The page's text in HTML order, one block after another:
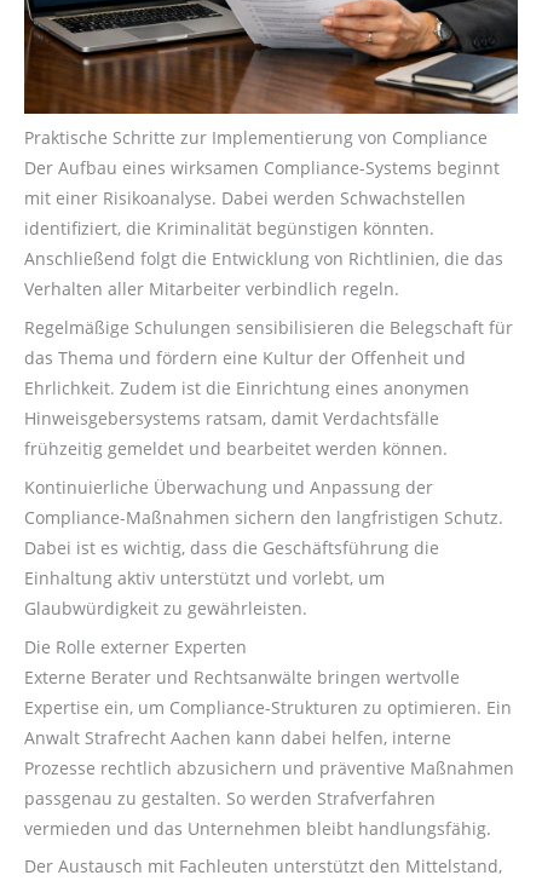
Praktische Schritte zur Implementierung von Compliance
Der Aufbau eines wirksamen Compliance-Systems beginnt
mit einer Risikoanalyse. Dabei werden Schwachstellen
identifiziert, die Kriminalität begünstigen könnten.
Anschließend folgt die Entwicklung von Richtlinien, die das
Verhalten aller Mitarbeiter verbindlich regeln.
Regelmäßige Schulungen sensibilisieren die Belegschaft für
das Thema und fördern eine Kultur der Offenheit und
Ehrlichkeit. Zudem ist die Einrichtung eines anonymen
Hinweisgebersystems ratsam, damit Verdachtsfälle
frühzeitig gemeldet und bearbeitet werden können.
Kontinuierliche Überwachung und Anpassung der
Compliance-Maßnahmen sichern den langfristigen Schutz.
Dabei ist es wichtig, dass die Geschäftsführung die
Einhaltung aktiv unterstützt und vorlebt, um
Glaubwürdigkeit zu gewährleisten.
Die Rolle externer Experten
Externe Berater und Rechtsanwälte bringen wertvolle
Expertise ein, um Compliance-Strukturen zu optimieren. Ein
Anwalt Strafrecht Aachen kann dabei helfen, interne
Prozesse rechtlich abzusichern und präventive Maßnahmen
passgenau zu gestalten. So werden Strafverfahren
vermieden und das Unternehmen bleibt handlungsfähig.
Der Austausch mit Fachleuten unterstützt den Mittelstand,